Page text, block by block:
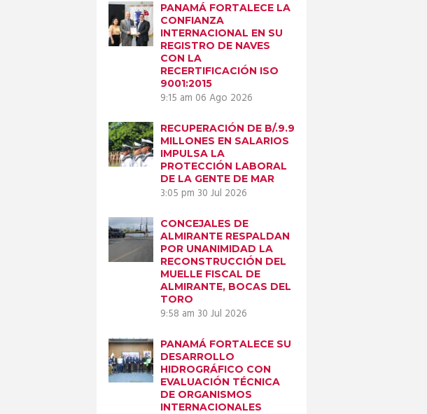
PANAMÁ FORTALECE LA
CONFIANZA
INTERNACIONAL EN SU
REGISTRO DE NAVES
CON LA
RECERTIFICACIÓN ISO
9001:2015
9:15 am 06 Ago 2026
RECUPERACIÓN DE B/.9.9
MILLONES EN SALARIOS
IMPULSA LA
PROTECCIÓN LABORAL
DE LA GENTE DE MAR
3:05 pm 30 Jul 2026
CONCEJALES DE
ALMIRANTE RESPALDAN
POR UNANIMIDAD LA
RECONSTRUCCIÓN DEL
MUELLE FISCAL DE
ALMIRANTE, BOCAS DEL
TORO
9:58 am 30 Jul 2026
PANAMÁ FORTALECE SU
DESARROLLO
HIDROGRÁFICO CON
EVALUACIÓN TÉCNICA
DE ORGANISMOS
INTERNACIONALES